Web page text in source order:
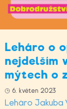
Leháro o
nejdelším
mýtech o
6. květen 2023
Leháro Jakuba